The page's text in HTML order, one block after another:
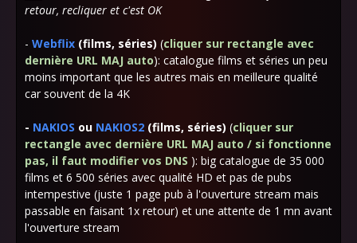
retour, recliquer et c'est OK
- Webflix (films, séries) (cliquer sur rectangle avec
dernière URL MAJ auto): catalogue films et séries un peu
moins important que les autres mais en meilleure qualité
car souvent de la 4K
- NAKIOS ou NAKIOS2 (films, séries) (cliquer sur
rectangle avec dernière URL MAJ auto / si fonctionne
pas, il faut modifier vos DNS ): big catalogue de 35 000
films et 6 500 séries avec qualité HD et pas de pubs
intempestive (juste 1 page pub à l'ouverture stream mais
passable en faisant 1x retour) et une attente de 1 mn avant
l'ouverture stream